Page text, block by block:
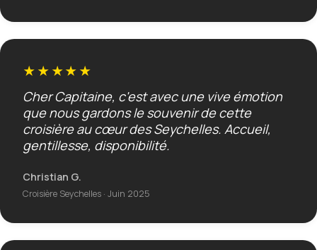
★★★★★
Cher Capitaine, c'est avec une vive émotion
que nous gardons le souvenir de cette
croisière au cœur des Seychelles. Accueil,
gentillesse, disponibilité.
Christian G.
Croisière Seychelles · Juin 2025